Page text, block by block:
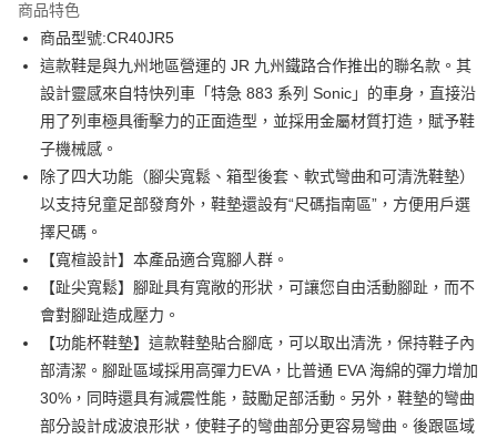
合作金庫商業銀行
華南商業銀行
上海商業儲蓄銀行
台北富邦商業銀行
國泰世華商業銀行
兆豐國際商業銀行
臺灣中小企業銀行
台中商業銀行
匯豐（台灣）商業銀行
聯邦商業銀行
元大商業銀行
永豐商業銀行
玉山商業銀行
星展（台灣）商業銀行
台新國際商業銀行
台灣樂天信用卡公司
6 期 0 利率 每期
華南商業銀行
彰化商業銀行
上海商業儲蓄銀行
台北富邦商業銀行
國泰世華商業銀行
兆豐國際商業銀行
臺灣中小企業銀行
匯豐（台灣）商業銀行
華泰商業銀行
聯邦商業銀行
遠東國際商業銀行
元大商業銀行
永豐商業銀行
玉山商業銀行
台新國際商業銀行
中國信託商業銀行
台灣樂天信用卡公司
12 期 0 利率 每期
合作金庫商業銀行
第一商業銀行
上海商業儲蓄銀行
台北富邦商業銀行
國泰世華商業銀行
臺灣中小企業銀行
台中商業銀行
匯豐（台灣）商業銀行
華泰商業銀行
聯邦商業銀行
元大商業銀行
永豐商業銀行
玉山商業銀行
星展（台灣）商業銀行
台新國際商業銀行
中國信託商業銀行
台灣樂天信用卡公司
LINE Pay
Apple Pay
街口支付
悠遊付
Google Pay
全盈+PAY
AFTEE先享後付
相關說明
【關於「AFTEE先享後付」】
AFTEE先享後付是「在收到商品之後才付款」的支付方式。 讓您購物簡單
便利好安心！
ATM付款
商品特色
商品型號:CR40JR5
這款鞋是與九州地區營運的 JR 九州鐵路合作推出的聯名款。其
設計靈感來自特快列車「特急 883 系列 Sonic」的車身，直接沿
用了列車極具衝擊力的正面造型，並採用金屬材質打造，賦予鞋
子機械感。
除了四大功能（腳尖寬鬆、箱型後套、軟式彎曲和可清洗鞋墊）
以支持兒童足部發育外，鞋墊還設有“尺碼指南區”，方便用戶選
擇尺碼。
【寬楦設計】本產品適合寬腳人群。
【趾尖寬鬆】腳趾具有寬敞的形狀，可讓您自由活動腳趾，而不
會對腳趾造成壓力。
【功能杯鞋墊】這款鞋墊貼合腳底，可以取出清洗，保持鞋子內
部清潔。腳趾區域採用高彈力EVA，比普通 EVA 海綿的彈力增加
30%，同時還具有減震性能，鼓勵足部活動。另外，鞋墊的彎曲
部分設計成波浪形狀，使鞋子的彎曲部分更容易彎曲。後跟區域